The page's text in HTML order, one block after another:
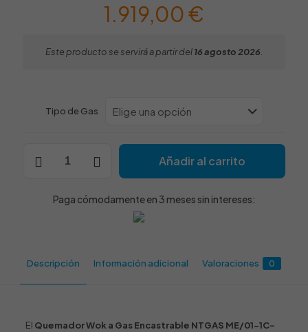
1.919,00€
Este producto se servirá a partir del16 agosto 2026
Tipo de Gas
Encastrable
cantidad
Añadir al carrito
Paga cómodamente en 3 meses sin intereses:
Descripción Información adicional Valoraciones 0
El Quemador Wok a Gas Encastrable NTGAS ME/01-1C-